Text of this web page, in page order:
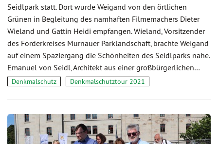
Seidlpark statt. Dort wurde Weigand von den örtlichen
Grünen in Begleitung des namhaften Filmemachers Dieter
Wieland und Gattin Heidi empfangen. Wieland, Vorsitzender
des Förderkreises Murnauer Parklandschaft, brachte Weigand
auf einem Spaziergang die Schönheiten des Seidlparks nahe.
Emanuel von Seidl, Architekt aus einer großbürgerlichen…
Denkmalschutz Denkmalschutztour 2021